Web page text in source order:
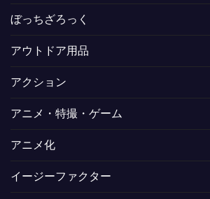
ぼっちざろっく
アウトドア用品
アクション
アニメ・特撮・ゲーム
アニメ化
イージーファクター